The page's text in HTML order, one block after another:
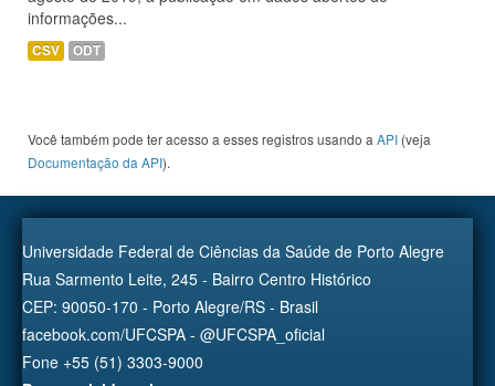
informações...
CSV ODT
Você também pode ter acesso a esses registros usando a API (veja
Documentação da API).
Universidade Federal de Ciências da Saúde de Porto Alegre
Rua Sarmento Leite, 245 - Bairro Centro Histórico
CEP: 90050-170 - Porto Alegre/RS - Brasil
facebook.com/UFCSPA - @UFCSPA_oficial
Fone +55 (51) 3303-9000